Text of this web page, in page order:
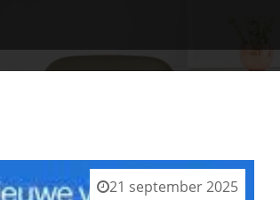
21 september 2025